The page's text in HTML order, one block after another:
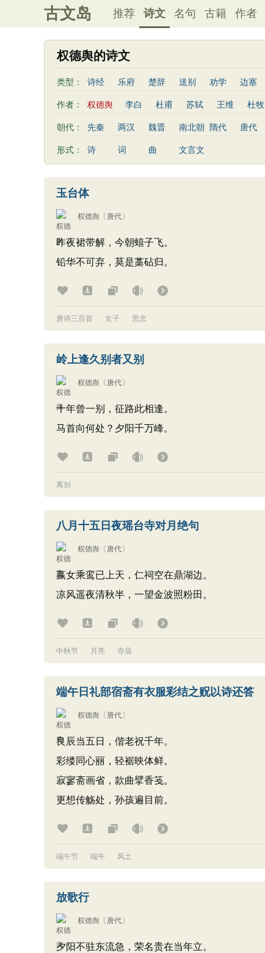
古文岛 推荐 诗文 名句 古籍 作者
权德舆的诗文
类型： 诗经 乐府 楚辞 送别 劝学 边塞
思乡
咏物 爱情 田园 民歌 民谣
寒食节
清明节 端午节 七夕节
古诗十九首
作者： 权德舆 李白 杜甫 苏轼 王维 杜牧
李贺
曹植 张籍 孟郊 皎然 许浑
刘长卿
王昌龄 杨万里 诸葛亮 范仲淹
左丘明
朝代： 先秦 两汉 魏晋 南北朝 隋代 唐代
形式： 诗 词 曲 文言文
玉台体
权德舆 〔唐代〕
昨夜裙带解，今朝蟢子飞。
铅华不可弃，莫是藁砧归。
唐诗三百首 女子 思念
岭上逢久别者又别
权德舆 〔唐代〕
十年曾一别，征路此相逢。
马首向何处？夕阳千万峰。
离别
八月十五日夜瑶台寺对月绝句
权德舆 〔唐代〕
嬴女乘鸾已上天，仁祠空在鼎湖边。
凉风遥夜清秋半，一望金波照粉田。
中秋节 月亮 寺庙
端午日礼部宿斋有衣服彩结之贶以诗还答
权德舆 〔唐代〕
良辰当五日，偕老祝千年。
彩缕同心丽，轻裾映体鲜。
寂寥斋画省，款曲擘香笺。
更想传觞处，孙孩遍目前。
端午节 端午 风土
放歌行
权德舆 〔唐代〕
夕阳不驻东流急，荣名贵在当年立。